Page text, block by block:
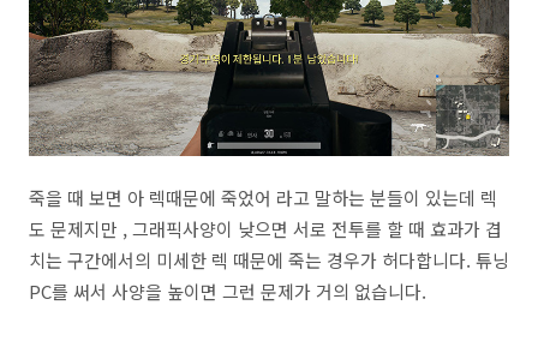
죽을 때 보면 아 렉때문에 죽었어 라고 말하는 분들이 있는데 렉
도 문제지만 , 그래픽사양이 낮으면 서로 전투를 할 때 효과가 겹
치는 구간에서의 미세한 렉 때문에 죽는 경우가 허다합니다. 튜닝
PC를 써서 사양을 높이면 그런 문제가 거의 없습니다.